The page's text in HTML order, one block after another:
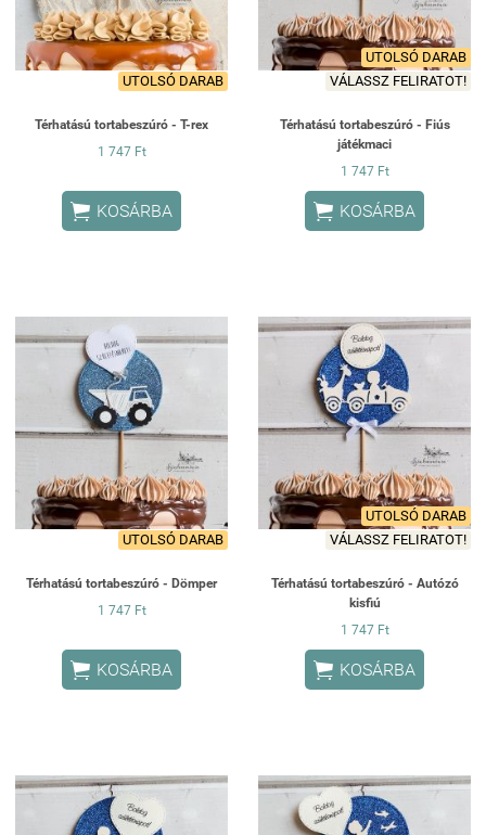
UTOLSÓ DARAB
Térhatású tortabeszúró - T-rex
1 747 Ft
 KOSÁRBA
UTOLSÓ DARAB
VÁLASSZ FELIRATOT!
Térhatású tortabeszúró - Fiús
játékmaci
1 747 Ft
 KOSÁRBA
UTOLSÓ DARAB
Térhatású tortabeszúró - Dömper
1 747 Ft
 KOSÁRBA
UTOLSÓ DARAB
VÁLASSZ FELIRATOT!
Térhatású tortabeszúró - Autózó
kisfiú
1 747 Ft
 KOSÁRBA